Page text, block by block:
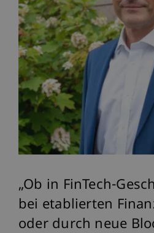
Ob in FinTech-
bei etablierten
oder durch neue